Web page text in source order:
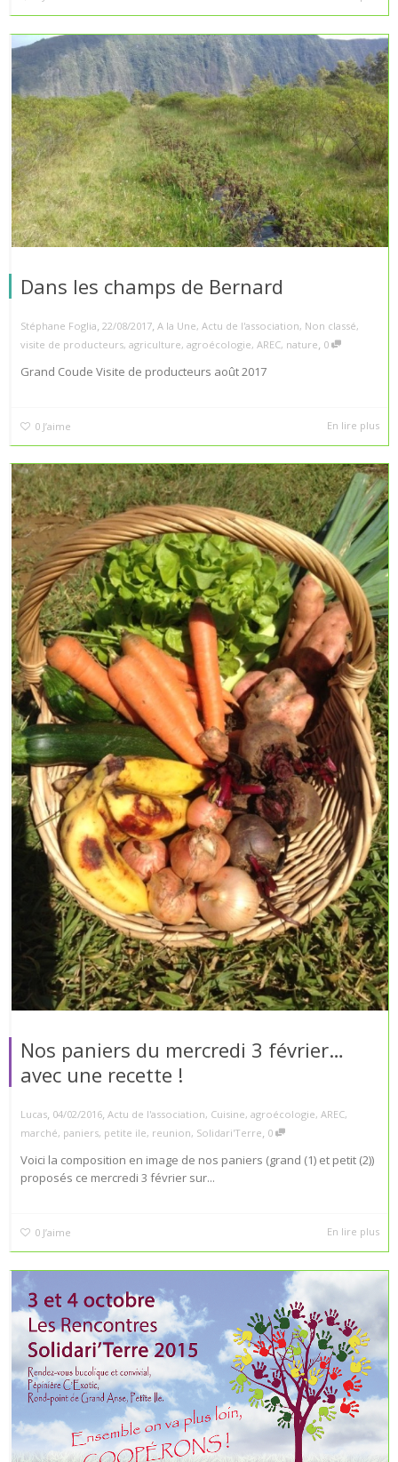
Dans les champs de Bernard
Stéphane Foglia 22/08/2017 A la Une, Actu de l'association, Non classé,
visite de producteurs, agriculture, agroécologie, AREC, nature 0
Grand Coude Visite de producteurs août 2017
0 J’aime En lire plus
Nos paniers du mercredi 3 février…
avec une recette !
Lucas, 04/02/2016, Actu de l'association, Cuisine, agroécologie, AREC,
marché, paniers, petite ile, reunion, Solidari'Terre, 0
Voici la composition en image de nos paniers (grand (1) et petit (2))
proposés ce mercredi 3 février sur...
0 J’aime En lire plus